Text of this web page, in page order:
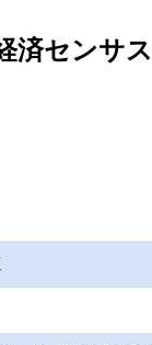
済センサ